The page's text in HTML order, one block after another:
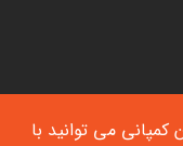
کمپانی می توانید با